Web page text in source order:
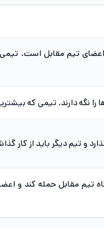
تیم مقابل است. تیمی
نگه دارند. تیمی که
و تیم دیگر باید از کار
تیم مقابل حمله کند و